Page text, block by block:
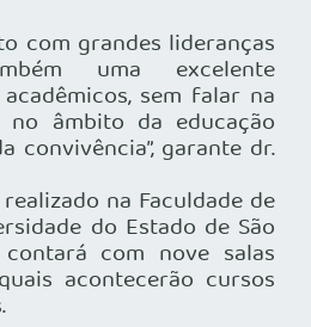
com grandes lideranças
uma excelente
sem falar na
no âmbito da educação
convivência”, garante dr.
na Faculdade de
do Estado de São
contará com nove salas
acontecerão cursos